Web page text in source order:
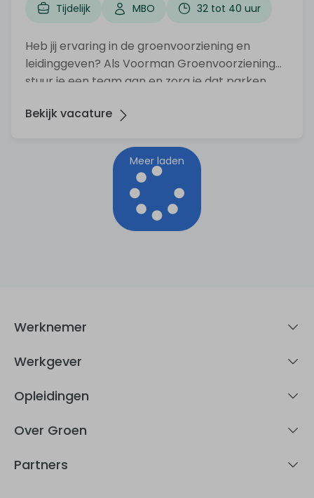
Tijdelijk MBO 32 tot 40 uur
Heb jij ervaring in de groenvoorziening en
leidinggeven? Als Voorman Groenvoorziening
stuur je een team aan en zorg je dat parken,
verzorgd bij liggen. Organiseer jij graag en werk
Bekijk vacature
Meer laden
Werknemer
Werkgever
Opleidingen
Over Groen
Partners